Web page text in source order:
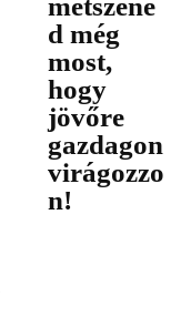
metszene
d még
most,
hogy
jövőre
gazdagon
virágozzo
n!